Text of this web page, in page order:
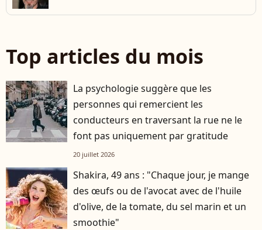
Top articles du mois
La psychologie suggère que les
personnes qui remercient les
conducteurs en traversant la rue ne le
font pas uniquement par gratitude
20 juillet 2026
Shakira, 49 ans : "Chaque jour, je mange
des œufs ou de l'avocat avec de l'huile
d'olive, de la tomate, du sel marin et un
smoothie"